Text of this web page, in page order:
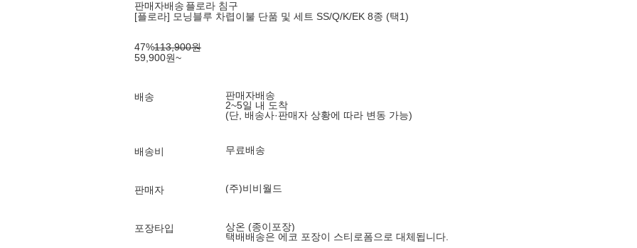
판매자배송 플로라 침구
[플로라] 모닝블루 차렵이불 단품 및 세트 SS/Q/K/EK 8종 (택1)
47%113,900원
59,900원~
배송
판매자배송
2~5일 내 도착
(단, 배송사·판매자 상황에 따라 변동 가능)
배송비 무료배송
판매자 (주)비비월드
포장타입
상온 (종이포장)
택배배송은 에코 포장이 스티로폼으로 대체됩니다.